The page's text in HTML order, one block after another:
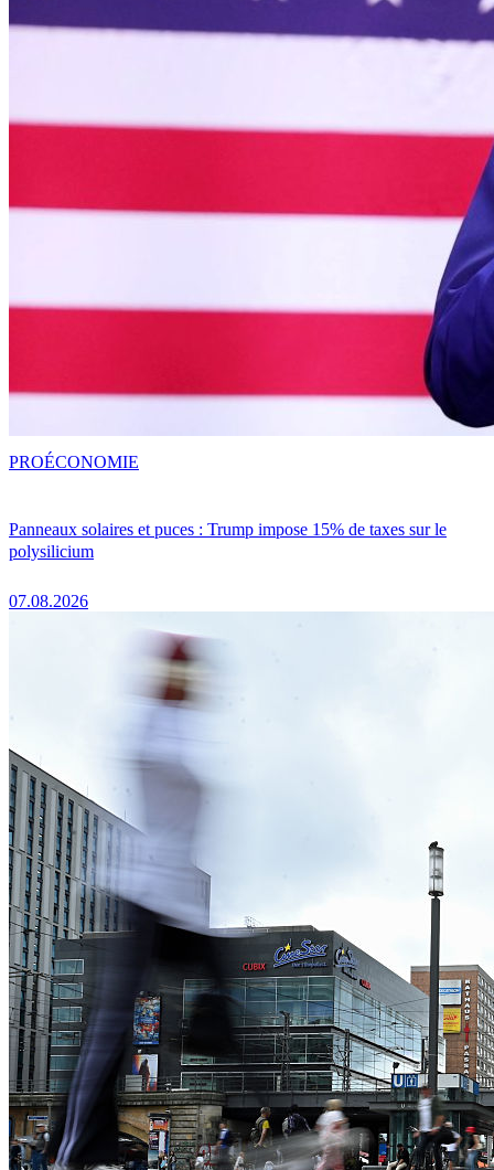
Panneaux solaires et puces : Trump impose 15% de taxes sur le
polysilicium
07.08.2026
PROÉCONOMIE